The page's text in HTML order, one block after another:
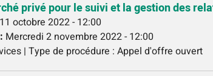
privé pour le suivi et la gestion des
octobre 2022 - 12:00
Mercredi 2 novembre 2022 - 12:00
| Type de procédure : Appel d'offre ouvert